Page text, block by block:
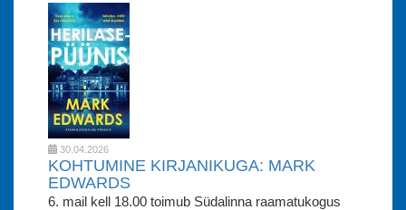
30.04.2026
KOHTUMINE KIRJANIKUGA: MARK
EDWARDS
6. mail kell 18.00 toimub Südalinna raamatukogus